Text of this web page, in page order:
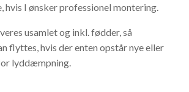
hvis I ønsker professionel montering.
usamlet og inkl. fødder, så
flyttes, hvis der enten opstår nye eller
lyddæmpning.